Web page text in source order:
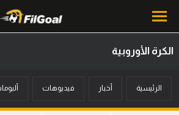
الكرة الأوروبية
الرئيسية أخبار فيديوهات